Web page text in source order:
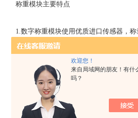
欢迎您！
来自局域网的朋友！有什
吗？
称重模块主要特点
1.数字称重模块使用优质进口传感器，称
2.结构*，可方便地安装在各种槽罐上
3.三种顶板结构(固定式、浮动式和半浮
4.支撑螺栓，防止设备倾覆且方便维护